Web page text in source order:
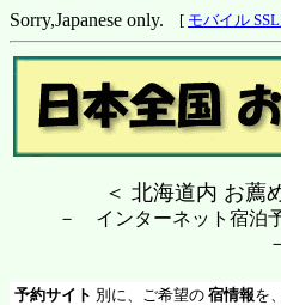
Sorry,Japanese only. [ モバイル
＜ 北海道内 お薦
－ インターネット宿泊予
－
予約サイト 別に、ご希望の 宿情報を、